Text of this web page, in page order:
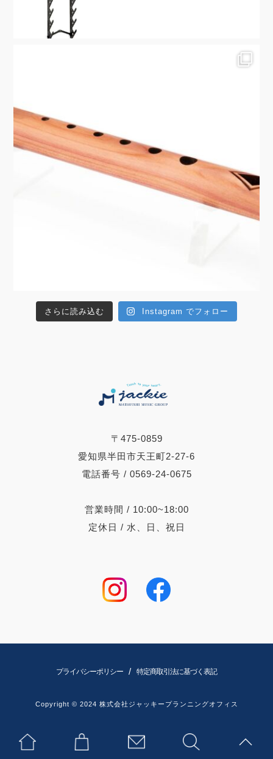
〒475-0859
愛知県半田市天王町2-27-6
電話番号 / 0569-24-0675
営業時間 / 10:00~18:00
定休日 / 水、日、祝日
さらに読み込む Instagram でフォロー
プライバシーポリシー / 特定商取引法に基づく表記
Copyright © 2024 株式会社ジャッキープランニングオフィス